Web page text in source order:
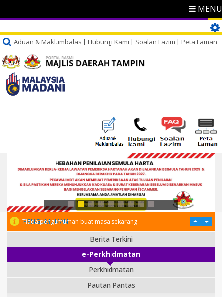
MENU
Aduan & Maklumbalas Hubungi Kami Soalan Lazim Peta Laman
PENGUMUMAN
Tiada pengumuman buat masa sekarang
Berita Terkini
e-Perkhidmatan
Perkhidmatan
Pautan Pantas